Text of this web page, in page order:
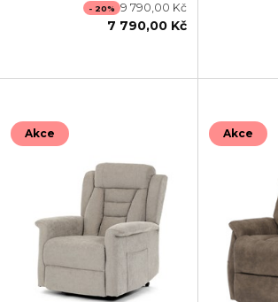
- 20% 9 790,00 Kč
7 790,00 Kč
Akce Akce